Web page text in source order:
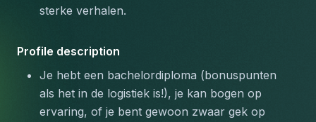
sterke verhalen.
Profile description
Je hebt een bachelordiploma (bonuspunten
als het in de logistiek is!), je kan bogen op
ervaring, of je bent gewoon zwaar gek op